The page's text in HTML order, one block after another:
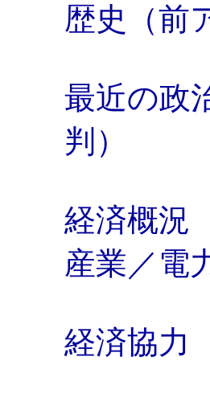
歴史（前
最近の政
判）
経済概況
産業／電
経済協力